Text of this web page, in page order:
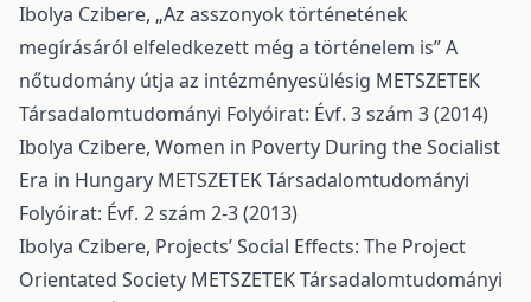
Ibolya Czibere, „Az asszonyok történetének
megírásáról elfeledkezett még a történelem is” A
nőtudomány útja az intézményesülésig METSZETEK
Társadalomtudományi Folyóirat: Évf. 3 szám 3 (2014)
Ibolya Czibere, Women in Poverty During the Socialist
Era in Hungary METSZETEK Társadalomtudományi
Folyóirat: Évf. 2 szám 2-3 (2013)
Ibolya Czibere, Projects’ Social Effects: The Project
Orientated Society METSZETEK Társadalomtudományi